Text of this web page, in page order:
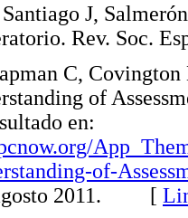
J,
Rev.
C,
of
en:
of-
agosto 2011. [